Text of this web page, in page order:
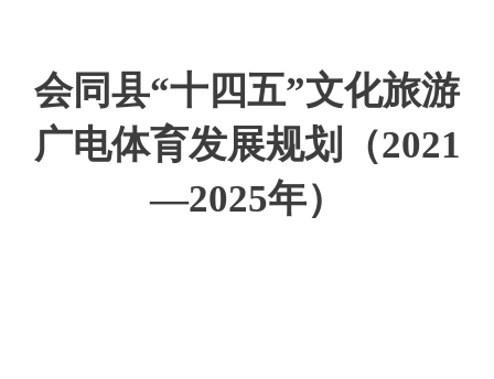
会同县“十四五”文化旅游
广电体育发展规划
（2021
—2025年）